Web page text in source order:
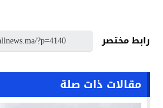
رابط مختصر
مقالات ذات صلة